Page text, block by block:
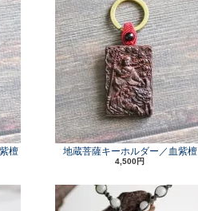
檀 地蔵菩薩キーホルダー／血紫檀
4,500円